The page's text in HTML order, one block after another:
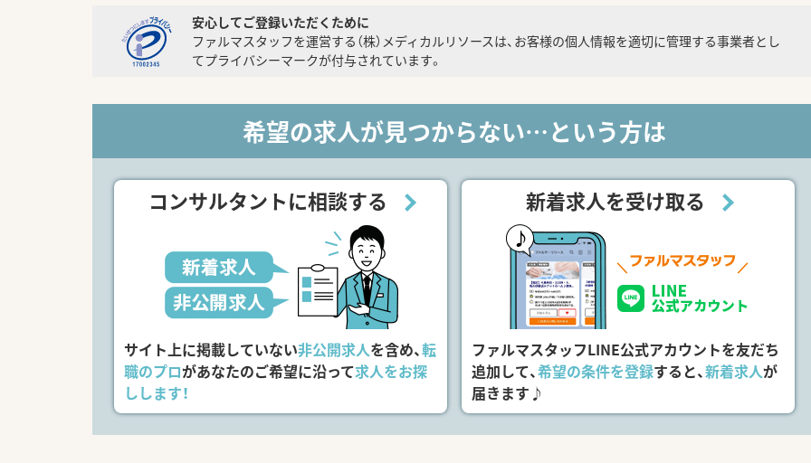
安心してご登録いただくために
ファルマスタッフを運営する（株）メディカルリソースは、お客様の個人情報を適切に管理する事業者とし
てプライバシーマークが付与されています。
希望の求人が見つからない…という方は
コンサルタントに相談する
サイト上に掲載していない非公開求人を含め、転
職のプロがあなたのご希望に沿って求人をお探
しします！
新着求人を受け取る
ファルマスタッフLINE公式アカウントを友だち
追加して、希望の条件を登録すると、新着求人が
届きます♪